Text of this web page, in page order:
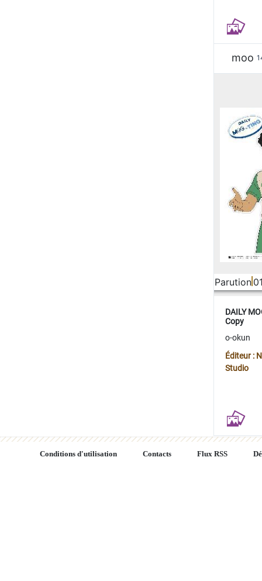
moo
Parution
DAILY
Copy
o-okun
Éditeur :
Studio
Conditions d'utilisation Contacts Flux RSS